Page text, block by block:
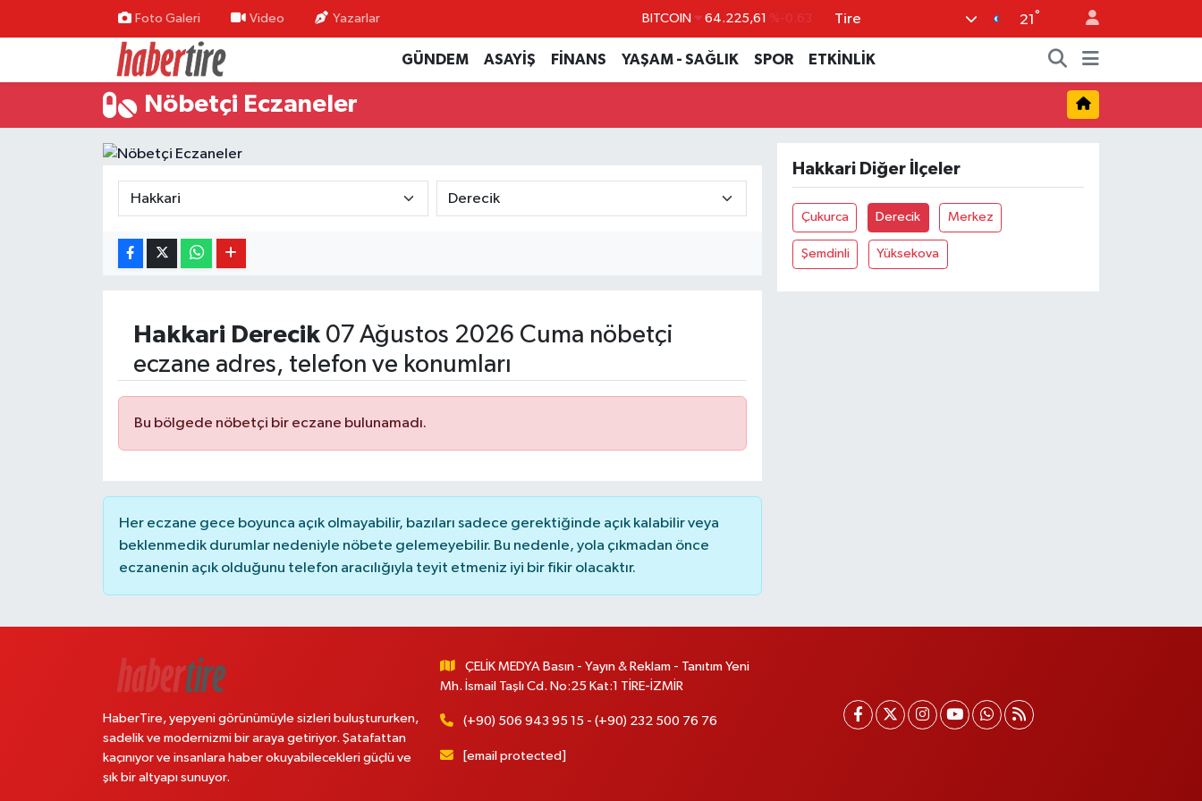
Foto Galeri Video Yazarlar BITCOIN 64.225,61 %-0.63
DOLAR 47,7143 %0.16
EURO 55,0317 %-0.02
BİST100 13.799
Tire 21 °
GÜNDEM ASAYİŞ FİNANS YAŞAM - SAĞLIK SPOR ETKİNLİK
Nöbetçi Eczaneler
Hakkari Derecik07 Ağustos 2026 Cuma nöbetçi
eczane adres, telefon ve konumları
Bu bölgede nöbetçi bir eczane bulunamadı.
Her eczane gece boyunca açık olmayabilir, bazıları sadece gerektiğinde açık kalabilir veya
beklenmedik durumlar nedeniyle nöbete gelemeyebilir. Bu nedenle, yola çıkmadan önce
eczanenin açık olduğunu telefon aracılığıyla teyit etmeniz iyi bir fikir olacaktır.
Hakkari Diğer İlçeler
Çukurca Derecik Merkez
Şemdinli Yüksekova
HaberTire, yepyeni görünümüyle sizleri buluştururken,
sadelik ve modernizmi bir araya getiriyor. Şatafattan
kaçınıyor ve insanlara haber okuyabilecekleri güçlü ve
şık bir altyapı sunuyor.
ÇELİK MEDYA Basın - Yayın & Reklam - Tanıtım Yeni
Mh. İsmail Taşlı Cd. No:25 Kat:1 TİRE-İZMİR
(+90) 506 943 95 15 - (+90) 232 500 76 76
[email protected]
Tire Nöbetçi Eczaneler
Tire Hava Durumu
Tire Trafik Yoğunluk Haritası
Süper Lig Puan Durumu ve Fikstür
Tüm Manşetler